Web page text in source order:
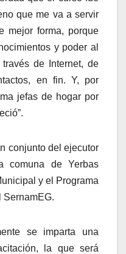
que me va a servir
mejor forma, porque
y poder al
de Internet, de
en fin. Y, por
jefas de hogar por
conjunto del ejecutor
comuna de Yerbas
y el Programa
SernamEG.
se imparta una
la que será